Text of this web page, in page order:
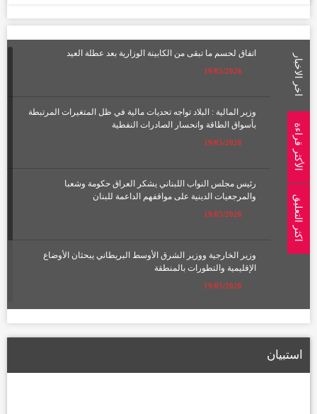
اتفاق لحسم ما تبقى من الكابينة الوزارية بعد عطلة العيد
19/05/2026
وزير المالية : البلاد تواجه تحديات مالية في ظل المتغيرات المرتبطة
بأسواق الطاقة وانحسار الصادرات النفطية
19/05/2026
رئيس مجلس النواب اللبناني يشكر العراق حكومة وشعبا
والمرجعيات الدينية على مواقفهم الداعمة للبنان
19/05/2026
وزير الخارجية ووزير الشرق الأوسط البريطاني يبحثان الأوضاع
الإقليمية والتطورات بالمنطقة
19/05/2026
الطريق الحلقي الرابع
اخر الاخبار
الأكثر قراءة
اكثر التعليق
استبيان